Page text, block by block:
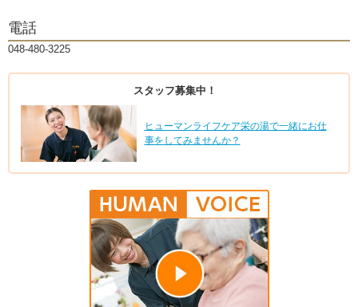
電話
048-480-3225
スタッフ募集中！
ヒューマンライフケア栄の湯で一緒にお仕
事をしてみませんか？